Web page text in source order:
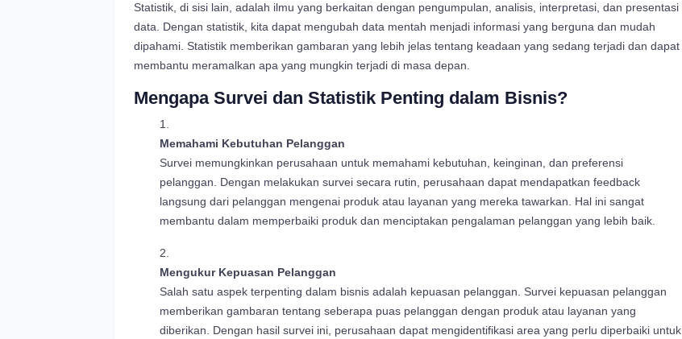
Statistik, di sisi lain, adalah ilmu yang berkaitan dengan pengumpulan, analisis, interpretasi, dan presentasi
data. Dengan statistik, kita dapat mengubah data mentah menjadi informasi yang berguna dan mudah
dipahami. Statistik memberikan gambaran yang lebih jelas tentang keadaan yang sedang terjadi dan dapat
membantu meramalkan apa yang mungkin terjadi di masa depan.
Mengapa Survei dan Statistik Penting dalam Bisnis?
Memahami Kebutuhan Pelanggan
Survei memungkinkan perusahaan untuk memahami kebutuhan, keinginan, dan preferensi
pelanggan. Dengan melakukan survei secara rutin, perusahaan dapat mendapatkan feedback
langsung dari pelanggan mengenai produk atau layanan yang mereka tawarkan. Hal ini sangat
membantu dalam memperbaiki produk dan menciptakan pengalaman pelanggan yang lebih baik.
Mengukur Kepuasan Pelanggan
Salah satu aspek terpenting dalam bisnis adalah kepuasan pelanggan. Survei kepuasan pelanggan
memberikan gambaran tentang seberapa puas pelanggan dengan produk atau layanan yang
diberikan. Dengan hasil survei ini, perusahaan dapat mengidentifikasi area yang perlu diperbaiki untuk